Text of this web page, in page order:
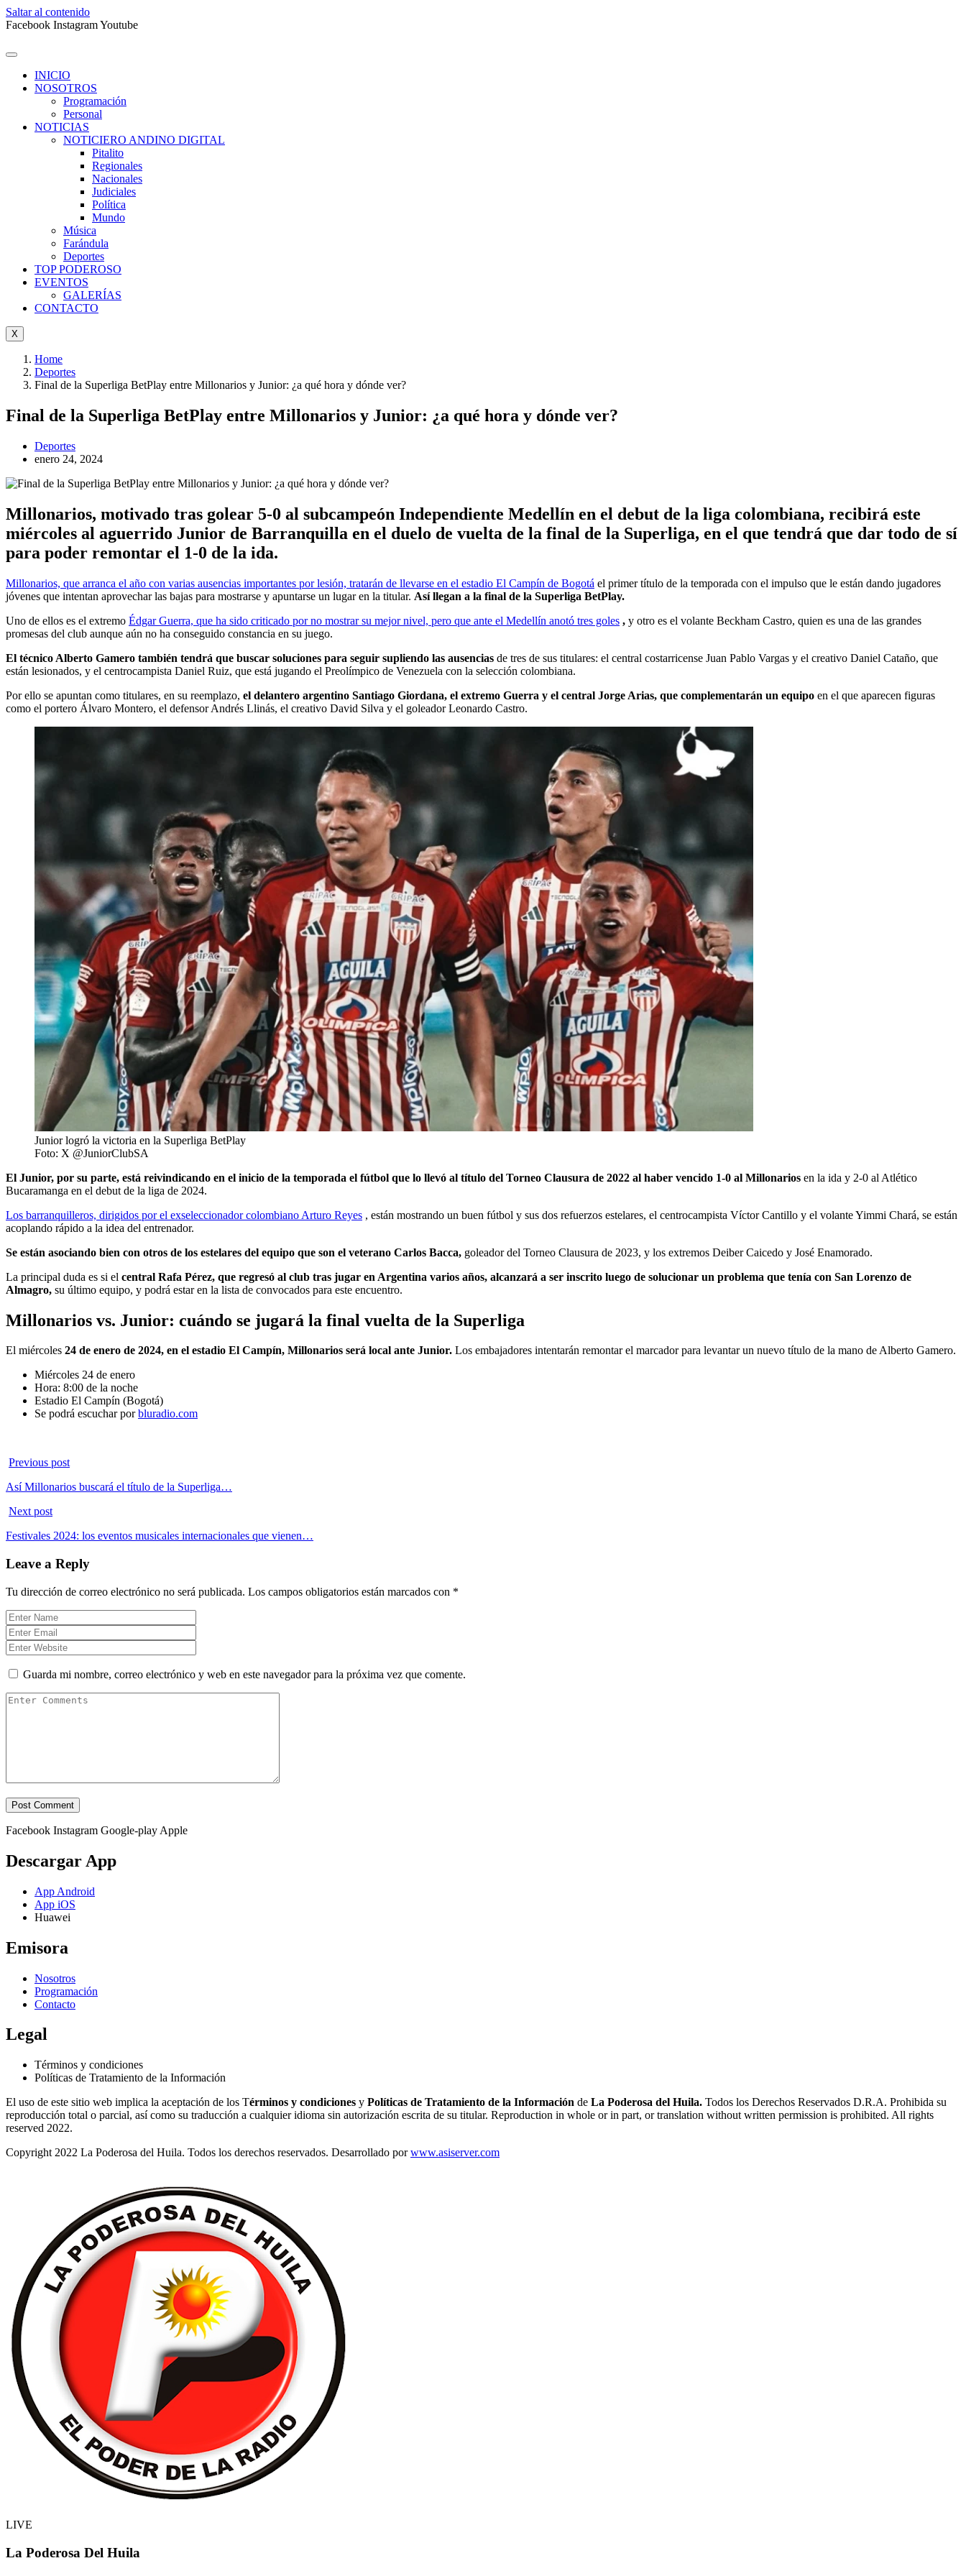
Saltar al contenido
Facebook InstagramYoutube
INICIO
NOSOTROS
Programación
Personal
NOTICIAS
NOTICIERO ANDINO DIGITAL
Pitalito
Regionales
Nacionales
Judiciales
Política
Mundo
Música
Farándula
Deportes
TOP PODEROSO
EVENTOS
GALERÍAS
CONTACTO
X
Home
Deportes
Final de la Superliga BetPlay entre Millonarios y Junior: ¿a qué hora y dónde ver?
Final de la Superliga BetPlay entre Millonarios y Junior: ¿a qué hora y dónde ver?
Deportes
enero 24, 2024
Millonarios, motivado tras golear 5-0 al subcampeón Independiente Medellín en el debut de la liga colombiana, recibirá este
miércoles al aguerrido Junior de Barranquilla en el duelo de vuelta de la final de la Superliga, en el que tendrá que dar todo de sí
para poder remontar el 1-0 de la ida.
Millonarios, que arranca el año con varias ausencias importantes por lesión, tratarán de llevarse en el estadio El Campín de Bogotá el primer título de la temporada con el impulso que le están dando jugadores
jóvenes que intentan aprovechar las bajas para mostrarse y apuntarse un lugar en la titular. Así llegan a la final de la Superliga BetPlay.
Uno de ellos es el extremo Édgar Guerra, que ha sido criticado por no mostrar su mejor nivel, pero que ante el Medellín anotó tres goles , y otro es el volante Beckham Castro, quien es una de las grandes
promesas del club aunque aún no ha conseguido constancia en su juego.
El técnico Alberto Gamero también tendrá que buscar soluciones para seguir supliendo las ausencias de tres de sus titulares: el central costarricense Juan Pablo Vargas y el creativo Daniel Cataño, que
están lesionados, y el centrocampista Daniel Ruiz, que está jugando el Preolímpico de Venezuela con la selección colombiana.
Por ello se apuntan como titulares, en su reemplazo, el delantero argentino Santiago Giordana, el extremo Guerra y el central Jorge Arias, que complementarán un equipo en el que aparecen figuras
como el portero Álvaro Montero, el defensor Andrés Llinás, el creativo David Silva y el goleador Leonardo Castro.
Junior logró la victoria en la Superliga BetPlay
Foto: X @JuniorClubSA
El Junior, por su parte, está reivindicando en el inicio de la temporada el fútbol que lo llevó al título del Torneo Clausura de 2022 al haber vencido 1-0 al Millonarios en la ida y 2-0 al Atlético
Bucaramanga en el debut de la liga de 2024.
Los barranquilleros, dirigidos por el exseleccionador colombiano Arturo Reyes , están mostrando un buen fútbol y sus dos refuerzos estelares, el centrocampista Víctor Cantillo y el volante Yimmi Chará, se están
acoplando rápido a la idea del entrenador.
Se están asociando bien con otros de los estelares del equipo que son el veterano Carlos Bacca, goleador del Torneo Clausura de 2023, y los extremos Deiber Caicedo y José Enamorado.
La principal duda es si el central Rafa Pérez, que regresó al club tras jugar en Argentina varios años, alcanzará a ser inscrito luego de solucionar un problema que tenía con San Lorenzo de
Almagro, su último equipo, y podrá estar en la lista de convocados para este encuentro.
Millonarios vs. Junior: cuándo se jugará la final vuelta de la Superliga
El miércoles 24 de enero de 2024, en el estadio El Campín, Millonarios será local ante Junior. Los embajadores intentarán remontar el marcador para levantar un nuevo título de la mano de Alberto Gamero.
Miércoles 24 de enero
Hora: 8:00 de la noche
Estadio El Campín (Bogotá)
Se podrá escuchar porbluradio.com
Previous post
Así Millonarios buscará el título de la Superliga…
Next post
Festivales 2024: los eventos musicales internacionales que vienen…
Leave a Reply
Tu dirección de correo electrónico no será publicada. Los campos obligatorios están marcados con *
Guarda mi nombre, correo electrónico y web en este navegador para la próxima vez que comente.
Facebook Instagram Google-play Apple
Descargar App
App Android
App iOS
Huawei
Emisora
Nosotros
Programación
Contacto
Legal
Términos y condiciones
Políticas de Tratamiento de la Información
El uso de este sitio web implica la aceptación de los Términos y condiciones y Políticas de Tratamiento de la Información de La Poderosa del Huila. Todos los Derechos Reservados D.R.A. Prohibida su
reproducción total o parcial, así como su traducción a cualquier idioma sin autorización escrita de su titular. Reproduction in whole or in part, or translation without written permission is prohibited. All rights
reserved 2022.
Copyright 2022 La Poderosa del Huila. Todos los derechos reservados. Desarrollado porwww.asiserver.com
LIVE
La Poderosa Del Huila